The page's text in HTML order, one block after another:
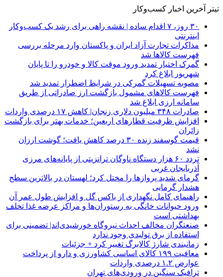
تیتر آخرین اخبار کسب‌وکار
۳۰ روز، ۷ اقدام ساده | نقشه راهی برای رشد یک کسب‌وکار
اینترنتی
مذاکرات تجارت آزاد ایران و پاکستان وارد مرحله بررسی
فهرست کالاها شد
گمرک اختیار تمدید ورود موقت کالا و خودرو را تا پایان
شهریور ابلاغ کرد
مصوبه تسهیلات گمرکی در شرایط اضطرار تمدید شد
فهرست کالاهای مشمول بازگشت ارز صادراتی از طریق
سامانه ارزی ابلاغ شد
صادرات ۳۴۸ میلیون دلاری زنجان| ‌کاهش ۱۷ درصدی واردات
افزایش ظرفیت قطارهای اربعین؛ خدمات بهتر برای بازگشت
زائران
قیمت گوسفند زنده ۳۰ درصد کاهش یافت؛ گوشت ارزان
نشد
تردد ۶۰ هزار دستگاه ناوگان ترانزیتی از پایانه‌های مرزی
آذربایجان ‌غربی
گرمای شدید پروازها را مختل کرد؛ لهستان در بالاترین سطح
هشدار گرمایی
راهنمای کامل نگهداری از باکس گل و افزایش طول عمر آن
ورود حیوانات خانگی به رستوران‌ها و مراکز عرضه غذا تخلف
بهداشتی است
صنعتگران مخالف احداث نیروگاه خورشیدی‌اند| تضمینی برای
استفاده از برق تولیدی وجود ندارد
زمانبندی شارژ کالابرگ تغییر کرد + جزئیات
معافیت ۱۹۹ کالای اساسی کشاورزی و دارو از پرداخت
عوارض ۱.۲ درصدی واردات
ترافیک سنگین در ورودی‌های تهران